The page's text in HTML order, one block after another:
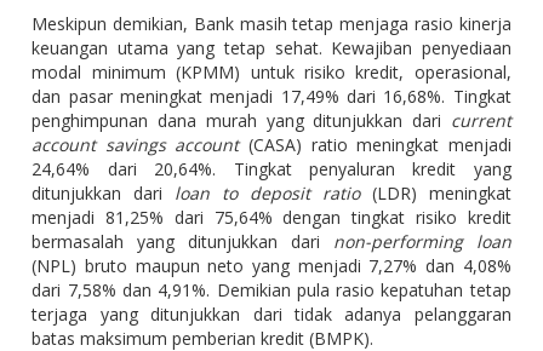
Meskipun demikian, Bank masih tetap menjaga rasio kinerja
keuangan utama yang tetap sehat. Kewajiban penyediaan
modal minimum (KPMM) untuk risiko kredit, operasional,
dan pasar meningkat menjadi 17,49% dari 16,68%. Tingkat
penghimpunan dana murah yang ditunjukkan dari current
account savings account(CASA) ratio meningkat menjadi
24,64% dari 20,64%. Tingkat penyaluran kredit yang
ditunjukkan dari loan to deposit ratio(LDR) meningkat
menjadi 81,25% dari 75,64% dengan tingkat risiko kredit
bermasalah yang ditunjukkan dari non-performing loan
(NPL) bruto maupun neto yang menjadi 7,27% dan 4,08%
dari 7,58% dan 4,91%. Demikian pula rasio kepatuhan tetap
terjaga yang ditunjukkan dari tidak adanya pelanggaran
batas maksimum pemberian kredit (BMPK).